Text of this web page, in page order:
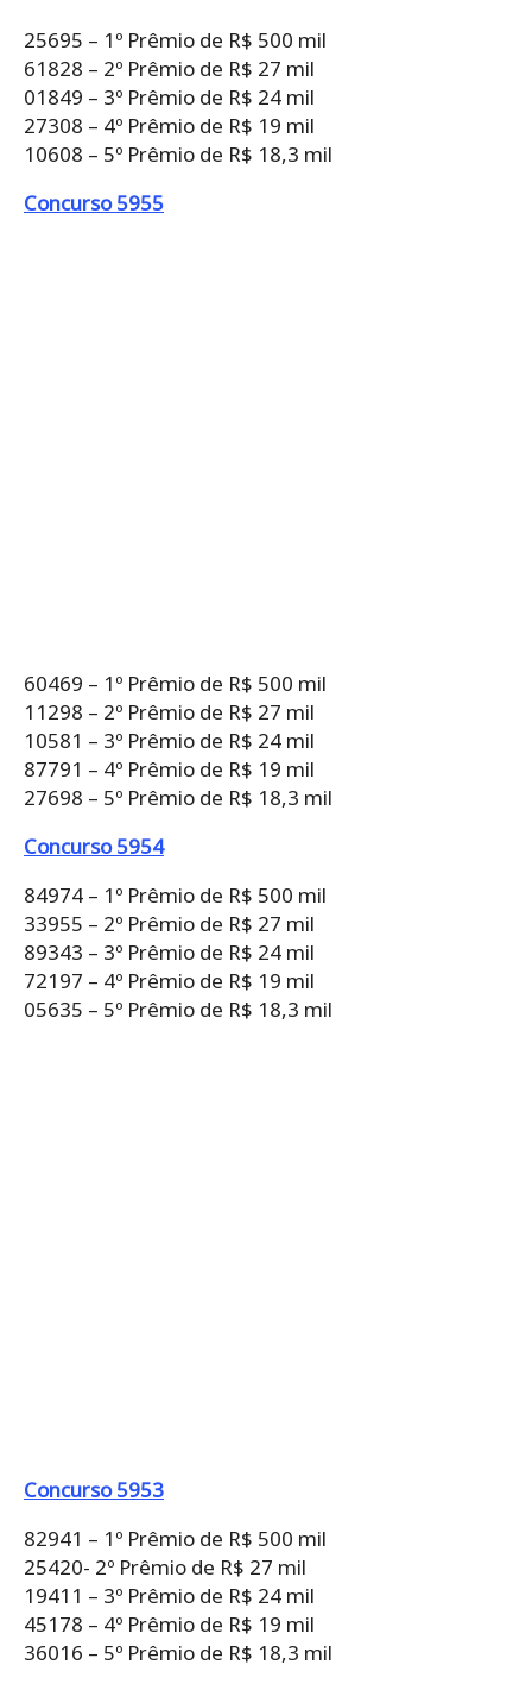
25695 – 1º Prêmio de R$ 500 mil
61828 – 2º Prêmio de R$ 27 mil
01849 – 3º Prêmio de R$ 24 mil
27308 – 4º Prêmio de R$ 19 mil
10608 – 5º Prêmio de R$ 18,3 mil
Concurso 5955
60469 – 1º Prêmio de R$ 500 mil
11298 – 2º Prêmio de R$ 27 mil
10581 – 3º Prêmio de R$ 24 mil
87791 – 4º Prêmio de R$ 19 mil
27698 – 5º Prêmio de R$ 18,3 mil
Concurso 5954
84974 – 1º Prêmio de R$ 500 mil
33955 – 2º Prêmio de R$ 27 mil
89343 – 3º Prêmio de R$ 24 mil
72197 – 4º Prêmio de R$ 19 mil
05635 – 5º Prêmio de R$ 18,3 mil
Concurso 5953
82941 – 1º Prêmio de R$ 500 mil
25420- 2º Prêmio de R$ 27 mil
19411 – 3º Prêmio de R$ 24 mil
45178 – 4º Prêmio de R$ 19 mil
36016 – 5º Prêmio de R$ 18,3 mil